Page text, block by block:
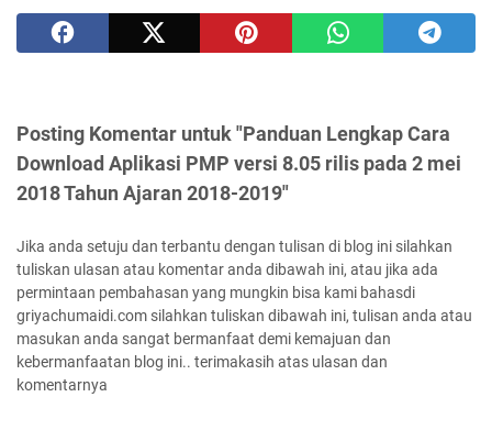
Posting Komentar untuk "Panduan Lengkap Cara
Download Aplikasi PMP versi 8.05 rilis pada 2 mei
2018 Tahun Ajaran 2018-2019"
Jika anda setuju dan terbantu dengan tulisan di blog ini silahkan
tuliskan ulasan atau komentar anda dibawah ini, atau jika ada
permintaan pembahasan yang mungkin bisa kami bahasdi
griyachumaidi.com silahkan tuliskan dibawah ini, tulisan anda atau
masukan anda sangat bermanfaat demi kemajuan dan
kebermanfaatan blog ini.. terimakasih atas ulasan dan
komentarnya